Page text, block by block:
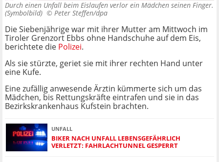
Durch einen Unfall beim Eislaufen verlor ein Mädchen seinen Finger.
(Symbolbild) © Peter Steffen/dpa
Die Siebenjährige war mit ihrer Mutter am Mittwoch im
Tiroler Grenzort Ebbs ohne Handschuhe auf dem Eis,
berichtete die Polizei.
Als sie stürzte, geriet sie mit ihrer rechten Hand unter
eine Kufe.
Eine zufällig anwesende Ärztin kümmerte sich um das
Mädchen, bis Rettungskräfte eintrafen und sie in das
Bezirkskrankenhaus Kufstein brachten.
UNFALL
BIKER NACH UNFALL LEBENSGEFÄHRLICH
VERLETZT: FAHRLACHTUNNEL GESPERRT